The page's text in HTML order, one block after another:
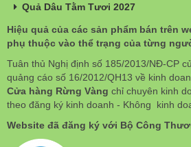
Quả Dâu Tằm Tươi 2027
Hiệu quả của các sản phẩm bán trên
phụ thuộc vào thể trạng của từng
Tuân thủ Nghị định số 185/2013/NĐ-CP
quảng cáo số 16/2012/QH13 về kinh
Cửa hàng Rừng Vàng chỉ chuyên kinh
theo đăng ký kinh doanh - Không kinh
Website đã đăng ký với Bộ Công